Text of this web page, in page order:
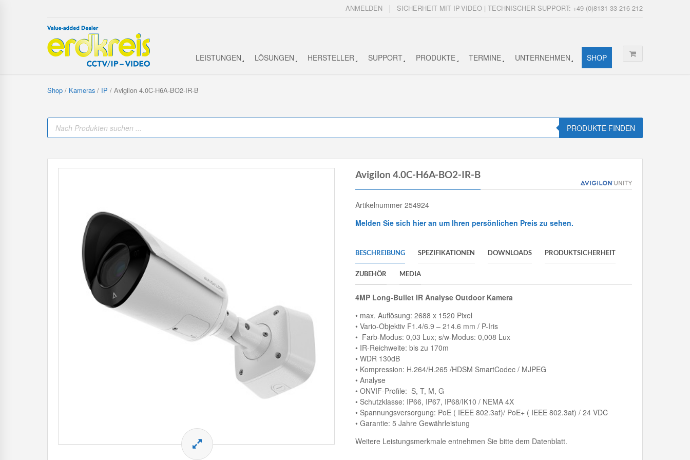
SICHERHEIT MIT IP-VIDEO | TECHNISCHER SUPPORT: +49 (0)8131 33 216 212
ANMELDEN
LEISTUNGEN LÖSUNGEN HERSTELLER SUPPORT PRODUKTE TERMINE UNTERNEHMEN SHOP
Shop / Kameras / IP / Avigilon 4.0C-H6A-BO2-IR-B
P
o
PRODUKTE FINDEN
Avigilon 4.0C-H6A-BO2-IR-B
Artikelnummer 254924
Melden Sie sich hier an um Ihren persönlichen Preis zu sehen.
BESCHREIBUNG SPEZIFIKATIONEN DOWNLOADS PRODUKTSICHERHEIT
ZUBEHÖR MEDIA
4MP Long-Bullet IR Analyse Outdoor Kamera
• max. Auflösung: 2688 x 1520 Pixel
• Vario-Objektiv F1.4/6.9 – 214.6 mm / P-Iris
• Farb-Modus: 0,03 Lux; s/w-Modus: 0,008 Lux
• IR-Reichweite: bis zu 170m
• WDR 130dB
• Kompression: H.264/H.265 /HDSM SmartCodec / MJPEG
• Analyse
• ONVIF-Profile: S, T, M, G
• Schutzklasse: IP66, IP67, IP68/IK10 / NEMA 4X
• Spannungsversorgung: PoE ( IEEE 802.3af)/ PoE+ ( IEEE 802.3at) / 24 VDC
• Garantie: 5 Jahre Gewährleistung
Weitere Leistungsmerkmale entnehmen Sie bitte dem Datenblatt.